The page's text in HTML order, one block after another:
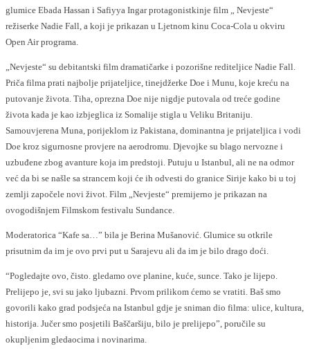
glumice Ebada Hassan i Safiyya Ingar protagonistkinje film „ Nevjeste“
režiserke Nadie Fall, a koji je prikazan u Ljetnom kinu Coca-Cola u okviru
Open Air programa.
„Nevjeste“ su debitantski film dramatičarke i pozorišne rediteljice Nadie Fall.
Priča filma prati najbolje prijateljice, tinejdžerke Doe i Munu, koje kreću na
putovanje života. Tiha, oprezna Doe nije nigdje putovala od treće godine
života kada je kao izbjeglica iz Somalije stigla u Veliku Britaniju.
Samouvjerena Muna, porijeklom iz Pakistana, dominantna je prijateljica i vodi
Doe kroz sigurnosne provjere na aerodromu. Djevojke su blago nervozne i
uzbuđene zbog avanture koja im predstoji. Putuju u Istanbul, ali ne na odmor
već da bi se našle sa strancem koji će ih odvesti do granice Sirije kako bi u toj
zemlji započele novi život. Film „Nevjeste“ premijerno je prikazan na
ovogodišnjem Filmskom festivalu Sundance.
Moderatorica “Kafe sa…” bila je Berina Mušanović. Glumice su otkrile
prisutnim da im je ovo prvi put u Sarajevu ali da im je bilo drago doći.
“Pogledajte ovo, čisto. gledamo ove planine, kuće, sunce. Tako je lijepo.
Prelijepo je, svi su jako ljubazni. Prvom prilikom ćemo se vratiti. Baš smo
govorili kako grad podsjeća na Istanbul gdje je sniman dio filma: ulice, kultura,
historija. Jučer smo posjetili Baščaršiju, bilo je prelijepo”, poručile su
okupljenim gledaocima i novinarima.